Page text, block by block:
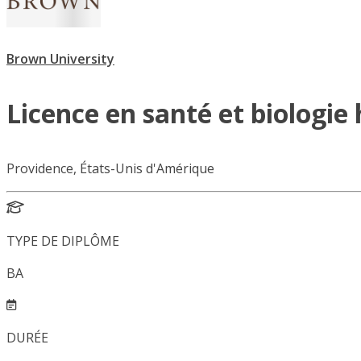
Brown University
Licence en santé et biologie
Providence, États-Unis d'Amérique
TYPE DE DIPLÔME
BA
DURÉE